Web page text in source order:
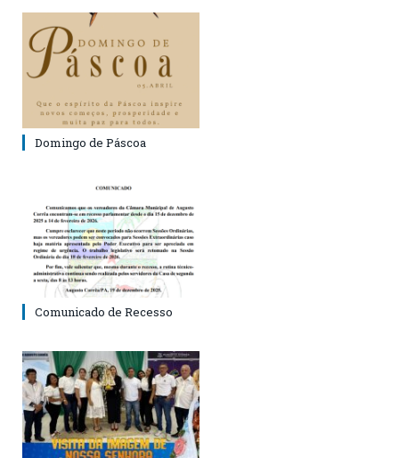
Domingo de Páscoa
Comunicado de Recesso